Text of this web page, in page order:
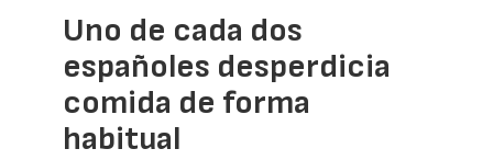
Uno de cada dos
españoles desperdicia
comida de forma
habitual